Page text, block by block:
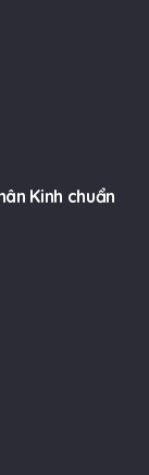
Kinh chuẩn